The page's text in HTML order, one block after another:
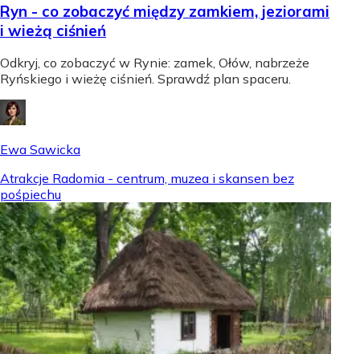
Ryn - co zobaczyć między zamkiem, jeziorami
i wieżą ciśnień
Odkryj, co zobaczyć w Rynie: zamek, Ołów, nabrzeże
Ryńskiego i wieżę ciśnień. Sprawdź plan spaceru.
Ewa Sawicka
Atrakcje Radomia - centrum, muzea i skansen bez
pośpiechu